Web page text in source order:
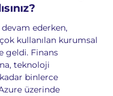
ederken,
kullanılan kurumsal
geldi. Finans
teknoloji
binlerce
üzerinde